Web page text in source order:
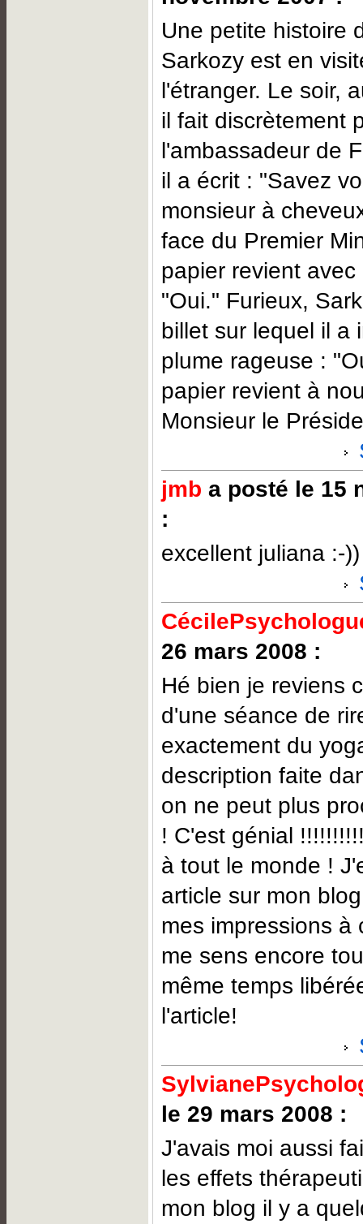
Une petite histoire
Sarkozy est en
l'étranger. Le soir,
il fait discrètement
l'ambassadeur de
il a écrit : "Savez
monsieur à
face du Premier
papier revient
"Oui." Furieux,
billet sur lequel il a
plume rageuse :
papier revient à
Monsieur le
jmb a posté le 15
:
excellent juliana :-
26 mars 2008 :
Hé bien je reviens
d'une séance de
exactement du
description faite
on ne peut plus
! C'est génial
à tout le monde !
article sur mon
mes impressions à
me sens encore
même temps
l'article!
le 29 mars 2008 :
J'avais moi aussi
les effets
mon blog il y a